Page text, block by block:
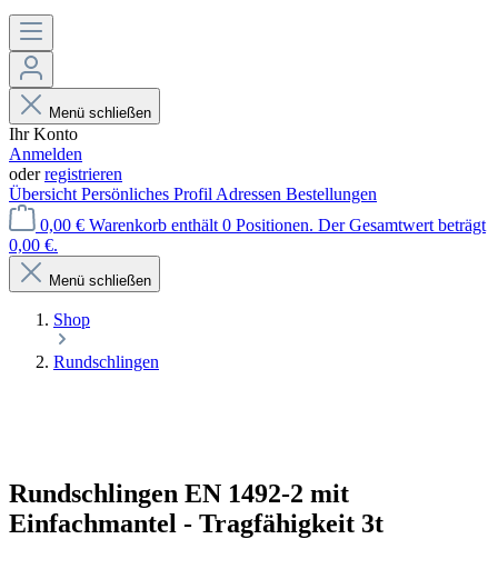
Menü schließen
Ihr Konto
Anmelden
oderregistrieren
Übersicht Persönliches Profil Adressen Bestellungen
0,00 € Warenkorb enthält 0 Positionen. Der Gesamtwert beträgt
0,00 €.
Menü schließen
Shop
Rundschlingen
Rundschlingen EN 1492-2 mit
Einfachmantel - Tragfähigkeit 3t